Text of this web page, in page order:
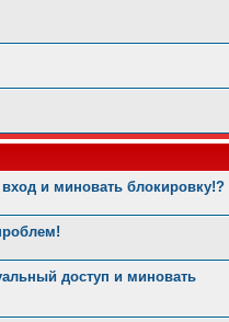
и миновать блокировку!?
доступ и миновать